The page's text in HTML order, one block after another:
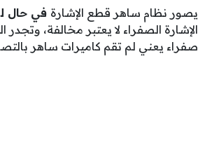
يصور نظام ساهر قطع الإشارة في حال
صفراء يعني لم تقم كاميرات ساهر